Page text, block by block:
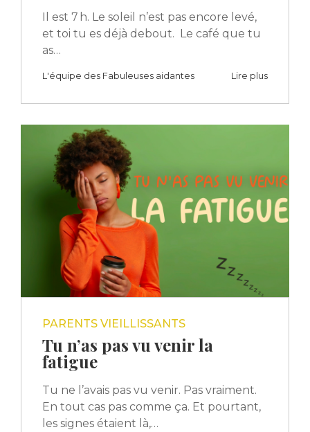
Il est 7 h. Le soleil n’est pas encore levé,
et toi tu es déjà debout. Le café que tu
as…
L'équipe des Fabuleuses aidantes Lire plus
PARENTS VIEILLISSANTS
Tu n’as pas vu venir la
fatigue
Tu ne l’avais pas vu venir. Pas vraiment.
En tout cas pas comme ça. Et pourtant,
les signes étaient là,…